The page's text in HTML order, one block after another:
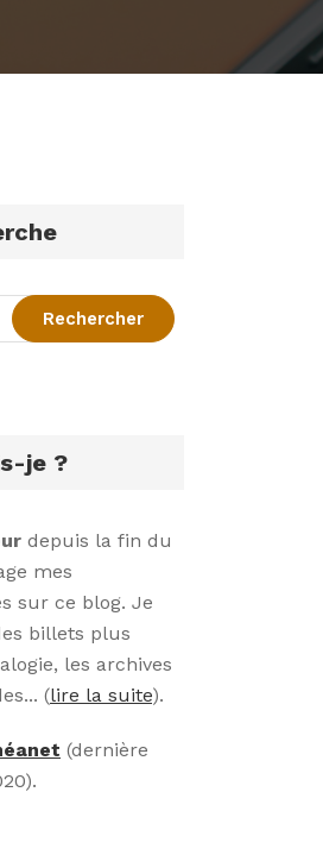
je ?
depuis la fin du
mes
sur ce blog. Je
billets plus
les archives
(lire la suite).
(dernière